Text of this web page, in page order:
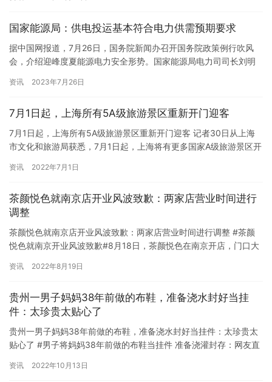
国家能源局：供电投运基本符合电力供需预期要求
据中国网报道，7月26日，国务院新闻办召开国务院政策例行吹风
会，介绍迎峰度夏能源电力安全形势。国家能源局电力司司长刘明
资讯 2023年7月26日
7月1日起，上海所有5A级旅游景区重新开门迎客
7月1日起，上海所有5A级旅游景区重新开门迎客 记者30日从上海
市文化和旅游局获悉，7月1日起，上海将有更多国家A级旅游景区开
资讯 2022年7月1日
茶颜悦色就南京店开业风波致歉：两家店营业时间进行
调整
茶颜悦色就南京店开业风波致歉：两家店营业时间进行调整 #茶颜
悦色就南京开业风波致歉#8月18日，茶颜悦色在南京开店，门口大
资讯 2022年8月19日
贵州一男子妈妈38年前做的布鞋，准备浇水封好当挂
件：太珍贵太贴心了
贵州一男子妈妈38年前做的布鞋，准备浇水封好当挂件：太珍贵太
贴心了 #男子将妈妈38年前做的布鞋当挂件 准备浇灌封存：网友直
资讯 2022年10月13日